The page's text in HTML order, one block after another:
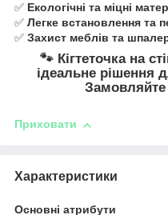
✅ Екологічні та міцні
✅ Легке встановлення та
✅ Захист меблів та
🐾 Кігтеточка на
ідеальне рішення
Приховати
Характеристики
Основні атрибути